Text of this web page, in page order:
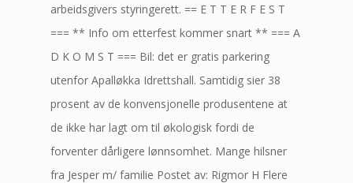
arbeidsgivers styringerett. == E T T E R F E S T
=== ** Info om etterfest kommer snart ** === A
D K O M S T === Bil: det er gratis parkering
utenfor Apalløkka Idrettshall. Samtidig sier 38
prosent av de konvensjonelle produsentene at
de ikke har lagt om til økologisk fordi de
forventer dårligere lønnsomhet. Mange hilsner
fra Jesper m/ familie Postet av: Rigmor H Flere